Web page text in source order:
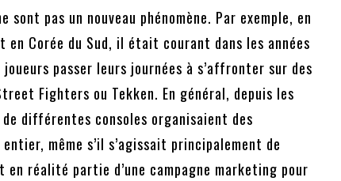
pas un nouveau phénomène. Par exemple, en
en Corée du Sud, il était courant dans les années
passer leurs journées à s’affronter sur des
Fighters ou Tekken. En général, depuis les
différentes consoles organisaient des
même s’il s’agissait principalement de
réalité partie d’une campagne marketing pour